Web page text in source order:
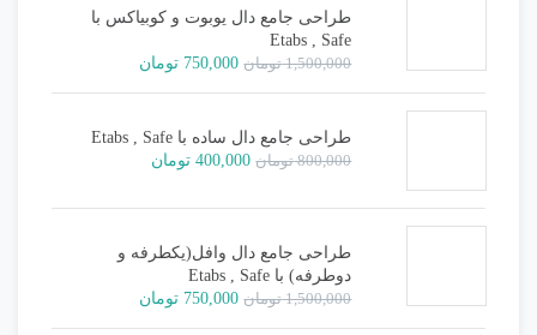
طراحی جامع دال یوبوت و کوبیاکس با
Etabs , Safe
1,500,000 تومان قیمت
بود.
750,000 تومانقیمت
طراحی جامع دال ساده با Etabs , Safe
800,000 تومان قیمت
800,000 تومان
400,000 تومانقیمت
400,000 تومان.
طراحی جامع دال وافل(یکطرفه و
دوطرفه) با Etabs , Safe
1,500,000 تومان قیمت
750,000 تومانقیمت